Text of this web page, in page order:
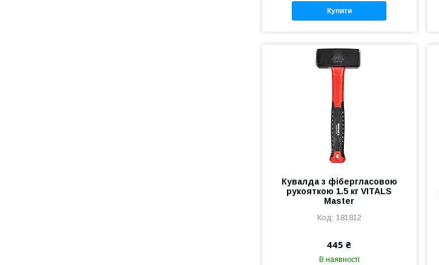
Купити
Кувалда з фібергласовою
рукояткою 1.5 кг VITALS
Master
181812
445 ₴
В наявності